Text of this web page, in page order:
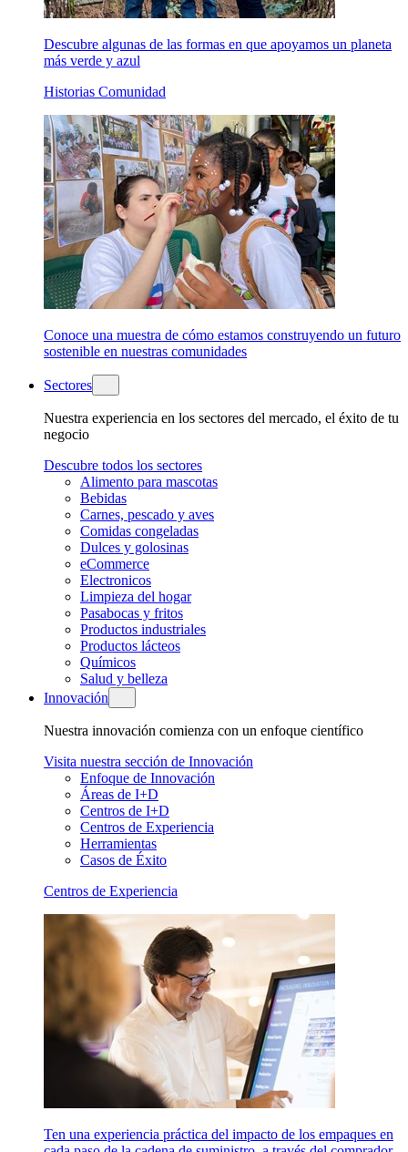
Descubre algunas de las formas en que apoyamos un planeta
más verde y azul
Historias Comunidad
Conoce una muestra de cómo estamos construyendo un futuro
sostenible en nuestras comunidades
Sectores
Nuestra experiencia en los sectores del mercado, el éxito de tu
negocio
Descubre todos los sectores
Alimento para mascotas
Bebidas
Carnes, pescado y aves
Comidas congeladas
Dulces y golosinas
eCommerce
Electronicos
Limpieza del hogar
Pasabocas y fritos
Productos industriales
Productos lácteos
Químicos
Salud y belleza
Innovación
Nuestra innovación comienza con un enfoque científico
Visita nuestra sección de Innovación
Enfoque de Innovación
Áreas de I+D
Centros de I+D
Centros de Experiencia
Herramientas
Casos de Éxito
Centros de Experiencia
Ten una experiencia práctica del impacto de los empaques en